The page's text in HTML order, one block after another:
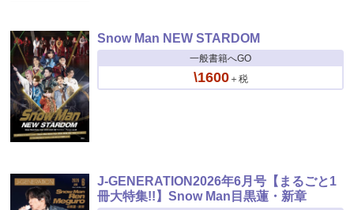
Snow Man NEW STARDOM
一般書籍へGO
\1600＋税
J-GENERATION2026年6月号【まるごと1
冊大特集!!】Snow Man目黒蓮・新章